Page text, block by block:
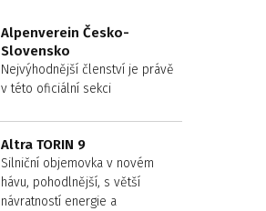
Alpenverein Česko-
Slovensko
Nejvýhodnější členství je právě
v této oficiální sekci
Altra TORIN 9
Silniční objemovka v novém
hávu, pohodlnější, s větší
návratností energie a